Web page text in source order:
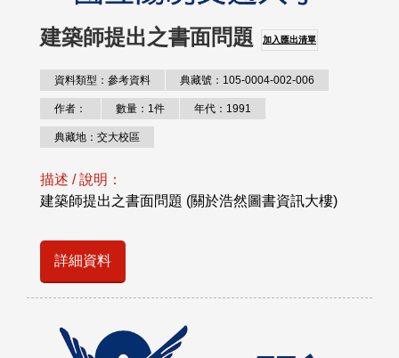
建築師提出之書面問題 加入匯出清單
資料類型：參考資料 典藏號：105-0004-002-006
作者： 數量：1件 年代：1991
典藏地：交大校區
描述 / 說明：
建築師提出之書面問題 (關於浩然圖書資訊大樓)
詳細資料